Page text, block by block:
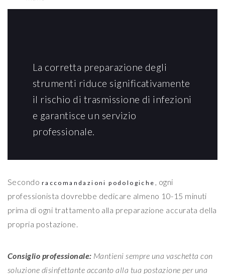
La corretta preparazione degli
strumenti riduce significativamente
il rischio di trasmissione di infezioni
e garantisce un servizio
professionale.
Secondo raccomandazioni podologiche , ogni
professionista dovrebbe dedicare almeno 10-15 minuti
prima di ogni trattamento alla preparazione accurata della
propria postazione.
Consiglio professionale: Mantieni sempre una vaschetta con
soluzione disinfettante accanto alla tua postazione per una